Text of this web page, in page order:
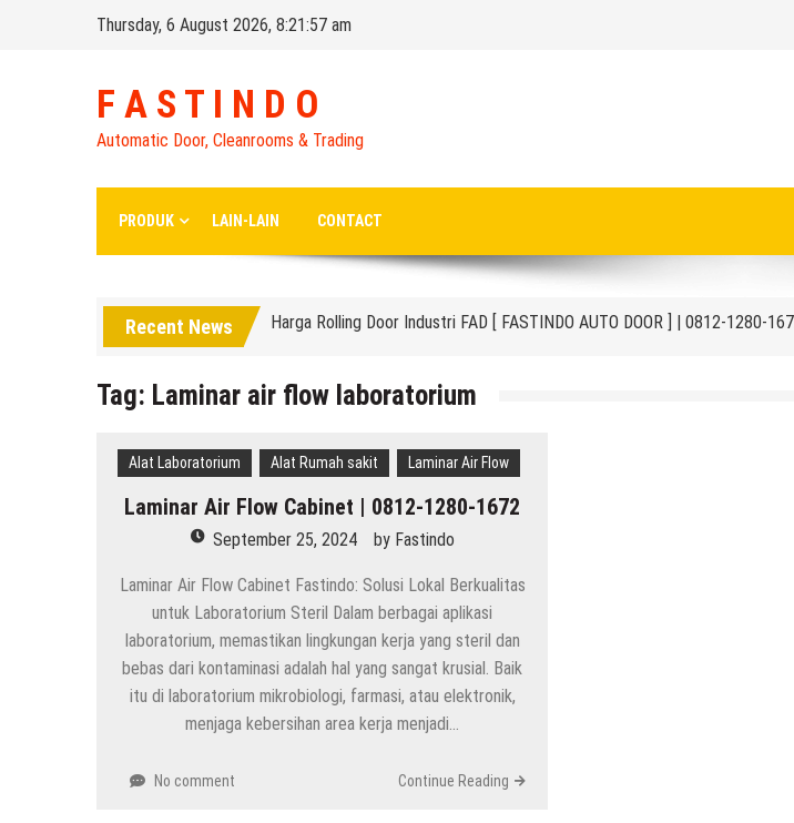
Thursday, 6 August 2026, 8:21:58 am
F A S T I N D O
Automatic Door, Cleanrooms & Trading
PRODUK LAIN-LAIN CONTACT
Recent News
Distributor High Speed Door Indonesia | Call / WA : | 0812-1280-1672
Harga Filter Hepa untuk Rumah Sakit | Call : | 0812-1280-1672
Harga Rolling Door Industri FAD [ FASTINDO AUTO DOOR ] | 0812-1280-1672
Hepa Filter Portable Rumah Sakit
Hepa Filter Ruang Operasi
Harga High Speed Roller Door Indonesia
Painting Booth System | Call 0817.7984.4597
Distributor High Speed Door Indonesia | Call / WA : | 0812-1280-1672
Harga Filter Hepa untuk Rumah Sakit | Call : | 0812-1280-1672
Tag: Laminar air flow laboratorium
Alat Laboratorium Alat Rumah sakit Laminar Air Flow
Laminar Air Flow Cabinet | 0812-1280-1672
September 25, 2024 by Fastindo
Laminar Air Flow Cabinet Fastindo: Solusi Lokal Berkualitas
untuk Laboratorium Steril Dalam berbagai aplikasi
laboratorium, memastikan lingkungan kerja yang steril dan
bebas dari kontaminasi adalah hal yang sangat krusial. Baik
itu di laboratorium mikrobiologi, farmasi, atau elektronik,
menjaga kebersihan area kerja menjadi…
No comment Continue Reading